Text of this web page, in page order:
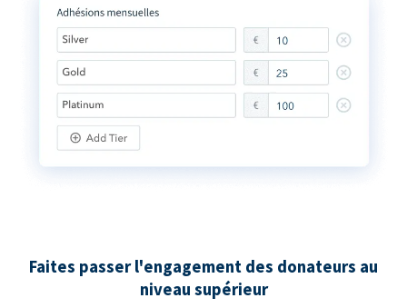
Faites passer l'engagement des donateurs au
niveau supérieur